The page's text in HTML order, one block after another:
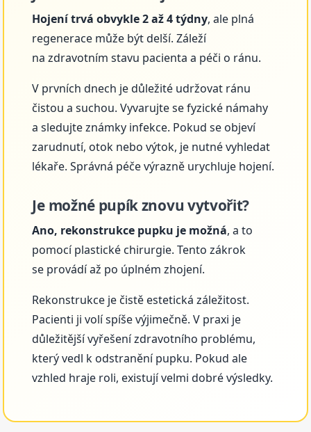
Hojení trvá obvykle 2 až 4 týdny, ale plná
regenerace může být delší. Záleží
na zdravotním stavu pacienta a péči o ránu.
V prvních dnech je důležité udržovat ránu
čistou a suchou. Vyvarujte se fyzické námahy
a sledujte známky infekce. Pokud se objeví
zarudnutí, otok nebo výtok, je nutné vyhledat
lékaře. Správná péče výrazně urychluje hojení.
Je možné pupík znovu vytvořit?
Ano, rekonstrukce pupku je možná, a to
pomocí plastické chirurgie. Tento zákrok
se provádí až po úplném zhojení.
Rekonstrukce je čistě estetická záležitost.
Pacienti ji volí spíše výjimečně. V praxi je
důležitější vyřešení zdravotního problému,
který vedl k odstranění pupku. Pokud ale
vzhled hraje roli, existují velmi dobré výsledky.